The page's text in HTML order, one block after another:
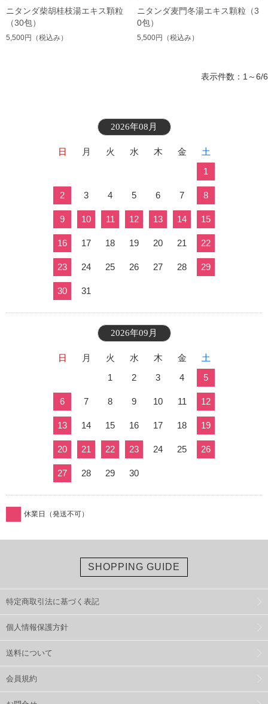
ニタンダ柴胡桂枝湯エキス顆粒
（30包）
5,500円 （税込み）
ニタンダ麦門冬湯エキス顆粒（3
0包）
5,500円 （税込み）
表示件数：1～6/6
2026年08月
日 月 火 水 木 金
土
1
2 3 4 5 6 7 8
9 10 11 12 13 14 15
16 17 18 19 20 21 22
23 24 25 26 27 28 29
30 31
2026年09月
日 月 火 水 木 金
土
1
2 3 4 5
6 7 8 9 10 11 12
13 14 15 16 17 18 19
20 21 22 23 24 25 26
27 28 29 30
休業日（発送不可）
SHOPPING GUIDE
特定商取引法に基づく表記
個人情報保護方針
送料について
会員規約